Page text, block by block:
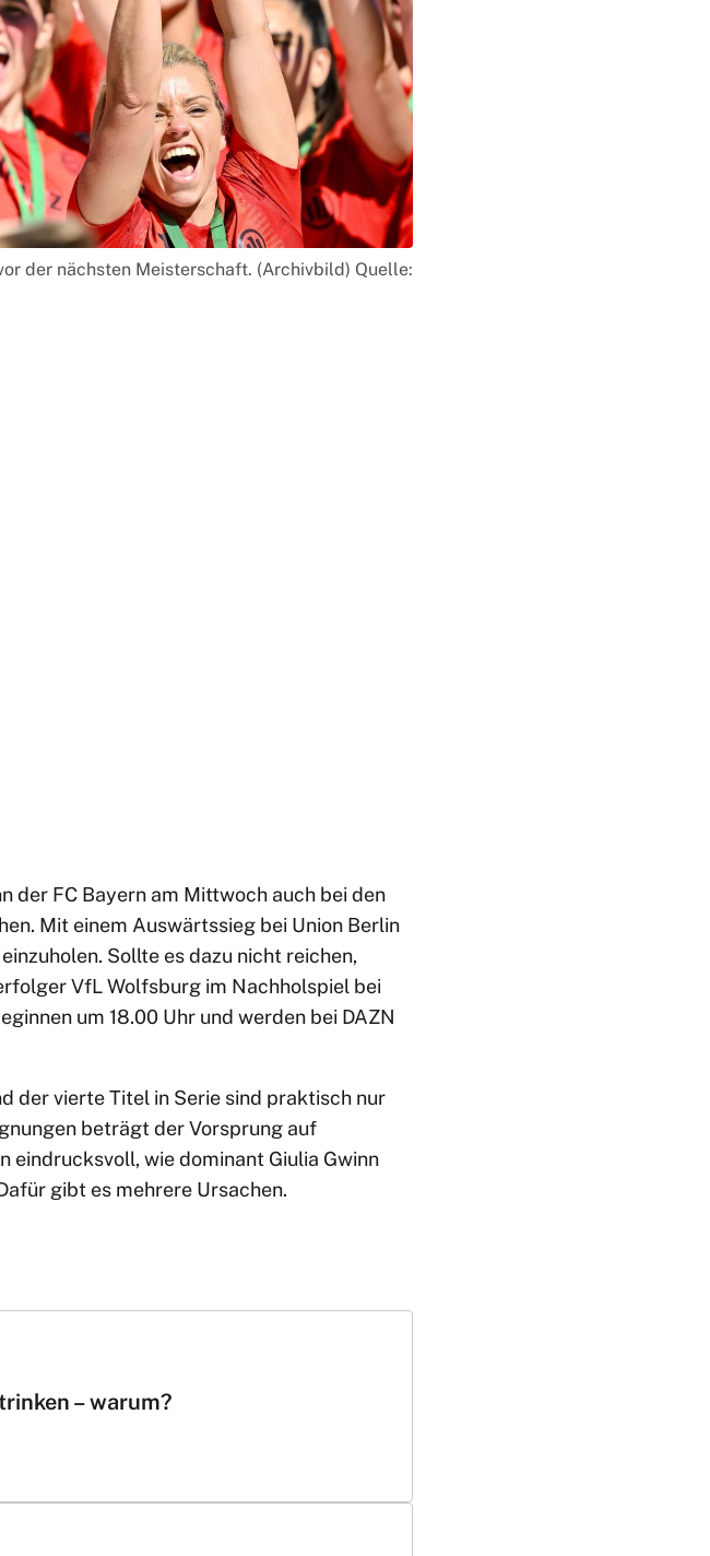
der nächsten Meisterschaft. (Archivbild) Quelle:
der FC Bayern am Mittwoch auch bei den
Mit einem Auswärtssieg bei Union Berlin
Sollte es dazu nicht reichen,
VfL Wolfsburg im Nachholspiel bei
um 18.00 Uhr und werden bei DAZN
der vierte Titel in Serie sind praktisch nur
beträgt der Vorsprung auf
eindrucksvoll, wie dominant Giulia Gwinn
gibt es mehrere Ursachen.
– warum?